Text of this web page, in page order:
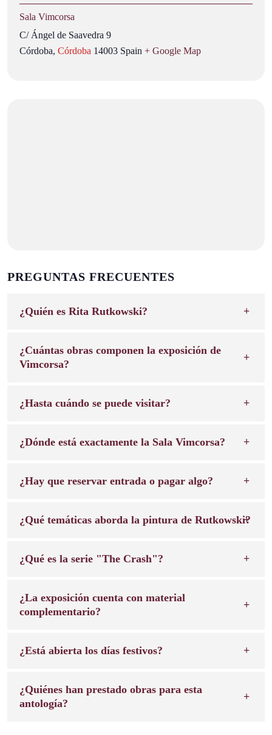
Sala Vimcorsa
C/ Ángel de Saavedra 9
Córdoba, Córdoba 14003 Spain + Google Map
PREGUNTAS FRECUENTES
¿Quién es Rita Rutkowski?
¿Cuántas obras componen la exposición de
Vimcorsa?
¿Hasta cuándo se puede visitar?
¿Dónde está exactamente la Sala Vimcorsa?
¿Hay que reservar entrada o pagar algo?
¿Qué temáticas aborda la pintura de Rutkowski?
¿Qué es la serie "The Crash"?
¿La exposición cuenta con material
complementario?
¿Está abierta los días festivos?
¿Quiénes han prestado obras para esta
antología?